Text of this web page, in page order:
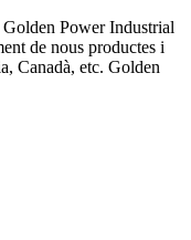
Power Industrial
de nous productes i
Canadà, etc. Golden